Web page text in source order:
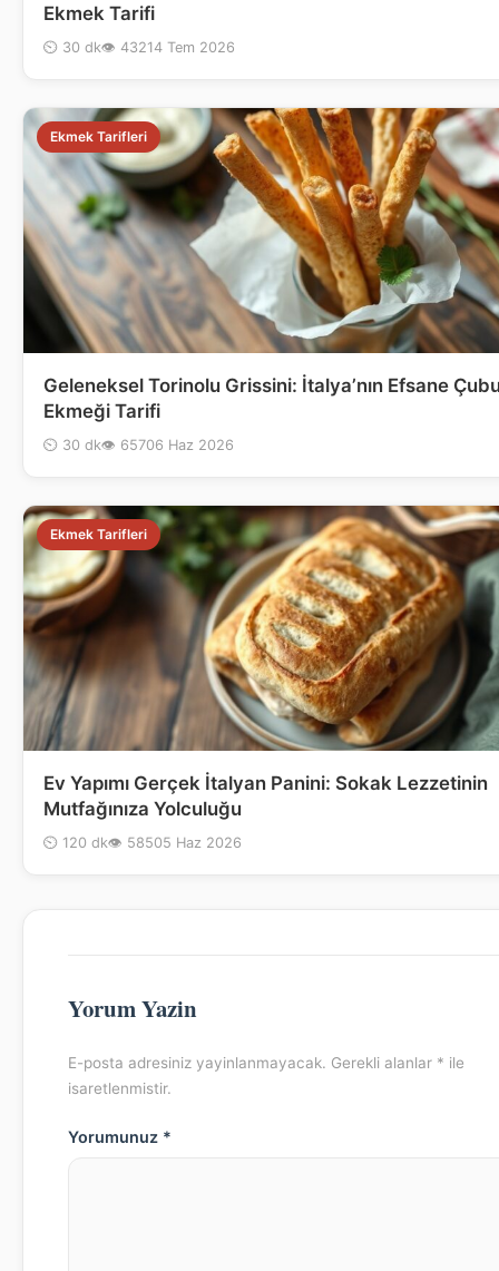
Ekmek Tarifi
⏲ 30 dk👁 43214 Tem 2026
Ekmek Tarifleri
Geleneksel Torinolu Grissini: İtalya’nın Efsane
Ekmeği Tarifi
⏲ 30 dk👁 65706 Haz 2026
Ekmek Tarifleri
Ev Yapımı Gerçek İtalyan Panini: Sokak Lezzetinin
Mutfağınıza Yolculuğu
⏲ 120 dk👁 58505 Haz 2026
Yorum Yazin
E-posta adresiniz yayinlanmayacak. Gerekli alanlar * ile
isaretlenmistir.
Yorumunuz *